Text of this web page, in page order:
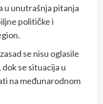
u unutrašnja pitanja
političke i
se nisu oglasile
se situacija u
na međunarodnom